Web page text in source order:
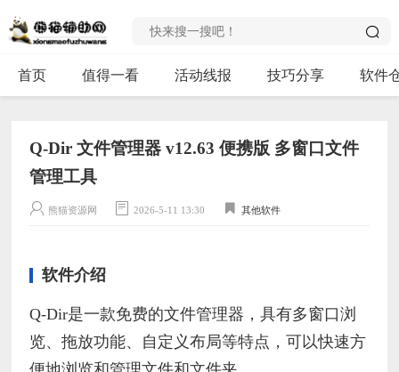
首页 值得一看 活动线报 技巧分享 软件
Q-Dir 文件管理器 v12.63 便携版 多窗口文件
管理工具
熊猫资源网 2026-5-11 13:30 其他软件
软件介绍
Q-Dir是一款免费的文件管理器，具有多窗口浏
览、拖放功能、自定义布局等特点，可以快速方